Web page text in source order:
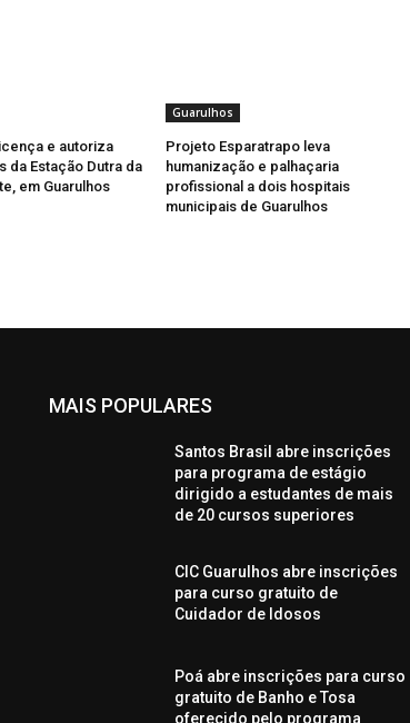
e autoriza
da Estação Dutra da
em Guarulhos
Guarulhos
Projeto Esparatrapo leva
humanização e palhaçaria
profissional a dois hospitais
municipais de Guarulhos
MAIS POPULARES
Santos Brasil abre inscrições
para programa de estágio
dirigido a estudantes de mais
de 20 cursos superiores
CIC Guarulhos abre inscrições
para curso gratuito de
Cuidador de Idosos
Poá abre inscrições para curso
gratuito de Banho e Tosa
oferecido pelo programa